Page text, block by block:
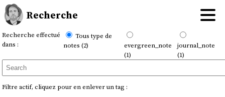
Recherche
Recherche effectué
dans :
Tous type de
notes (2)
evergreen_note
(1)
journal_note
(1)
Filtre actif, cliquez pour en enlever un tag :